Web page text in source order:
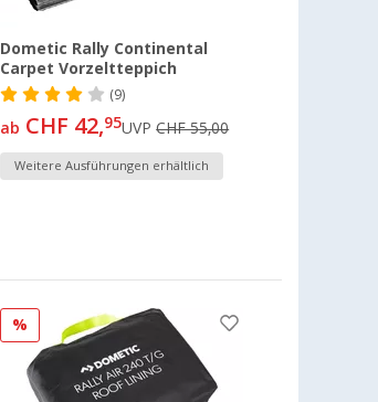
Dometic Rally Continental
Carpet Vorzeltteppich
(9)
ab CHF 42,95UVPCHF 55,00
Weitere Ausführungen erhältlich
%